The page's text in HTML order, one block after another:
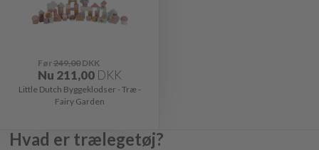
Før249,00DKK
Nu 211,00 DKK
Little Dutch Byggeklodser - Træ -
Fairy Garden
Hvad er trælegetøj?